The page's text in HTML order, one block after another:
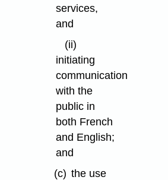
services,
and
(ii)
initiating
communication
with the
public in
both French
and English;
and
(c) the use